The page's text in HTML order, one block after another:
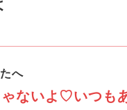
へ
ないよ♡いつも